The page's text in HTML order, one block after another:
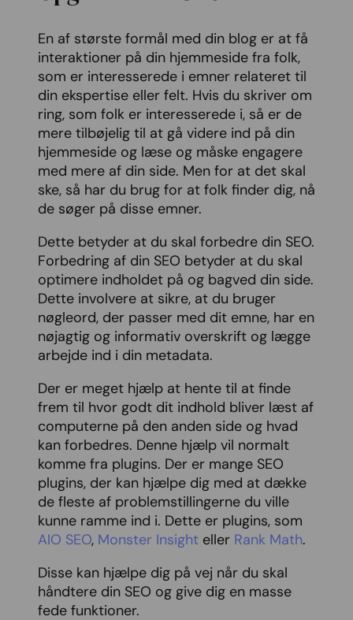
En af største formål med din blog er at få
interaktioner på din hjemmeside fra folk,
som er interesserede i emner relateret til
din ekspertise eller felt. Hvis du skriver om
ring, som folk er interesserede i, så er de
mere tilbøjelig til at gå videre ind på din
hjemmeside og læse og måske engagere
med mere af din side. Men for at det skal
ske, så har du brug for at folk finder dig, nå
de søger på disse emner.
Dette betyder at du skal forbedre din SEO.
Forbedring af din SEO betyder at du skal
optimere indholdet på og bagved din side.
Dette involvere at sikre, at du bruger
nøgleord, der passer med dit emne, har en
nøjagtig og informativ overskrift og lægge
arbejde ind i din metadata.
Der er meget hjælp at hente til at finde
frem til hvor godt dit indhold bliver læst af
computerne på den anden side og hvad
kan forbedres. Denne hjælp vil normalt
komme fra plugins. Der er mange SEO
plugins, der kan hjælpe dig med at dække
de fleste af problemstillingerne du ville
kunne ramme ind i. Dette er plugins, som
AIO SEO, Monster Insight eller Rank Math.
Disse kan hjælpe dig på vej når du skal
håndtere din SEO og give dig en masse
fede funktioner.